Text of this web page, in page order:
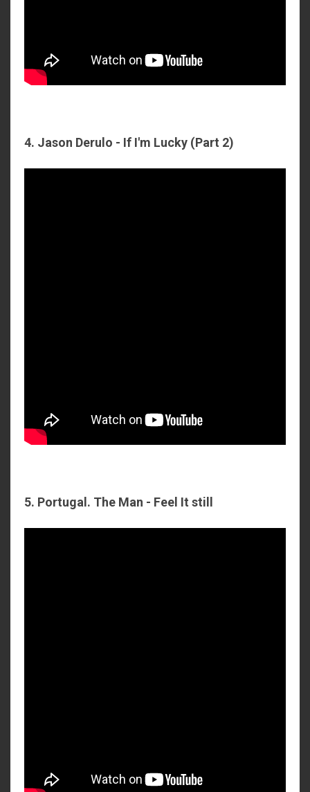
4. Jason Derulo - If I'm Lucky (Part 2)
5. Portugal. The Man - Feel It still